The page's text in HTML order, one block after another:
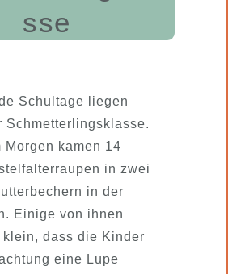
sse
Schultage liegen
Schmetterlingsklasse.
Morgen kamen 14
in zwei
in der
Einige von ihnen
klein, dass die Kinder
eine Lupe